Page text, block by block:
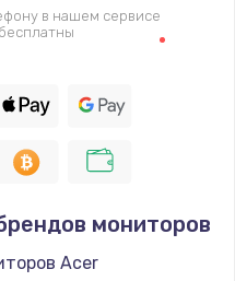
диска
в нашем сервисе
мониторов
Acer